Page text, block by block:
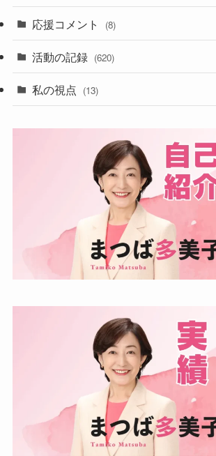
応援コメント (8)
活動の記録 (620)
私の視点 (13)